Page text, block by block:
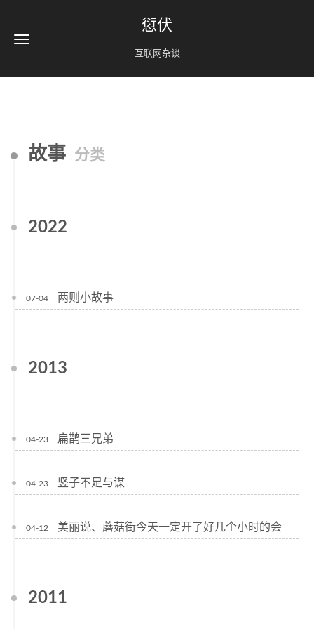
愆伏
互联网杂谈
故事 分类
2022
07-04 两则小故事
2013
04-23 扁鹊三兄弟
04-23 竖子不足与谋
04-12 美丽说、蘑菇街今天一定开了好几个小时的会
2011